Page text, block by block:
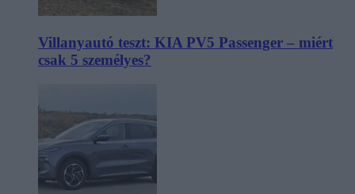
Villanyautó teszt: KIA PV5 Passenger – miért
csak 5 személyes?